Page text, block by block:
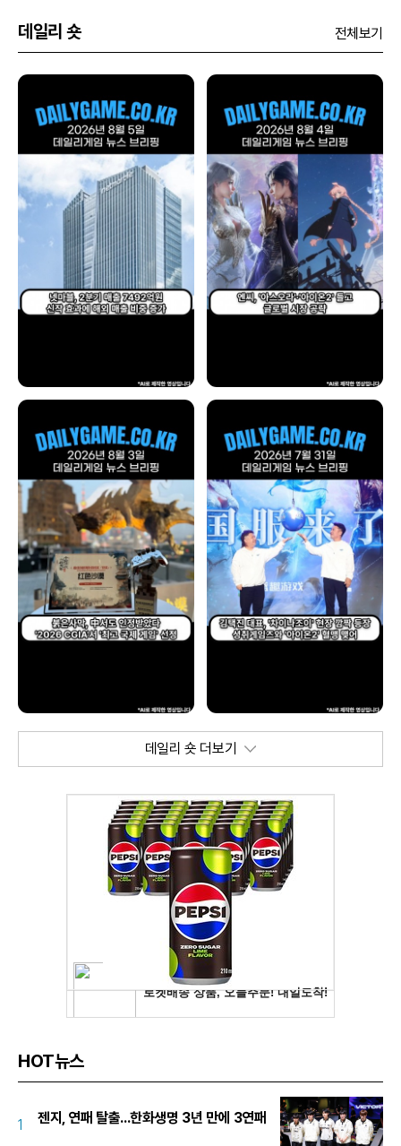
데일리 숏 전체보기
데일리 숏 더보기
HOT뉴스
1 젠지, 연패 탈출...한화생명 3년 만에 3연패